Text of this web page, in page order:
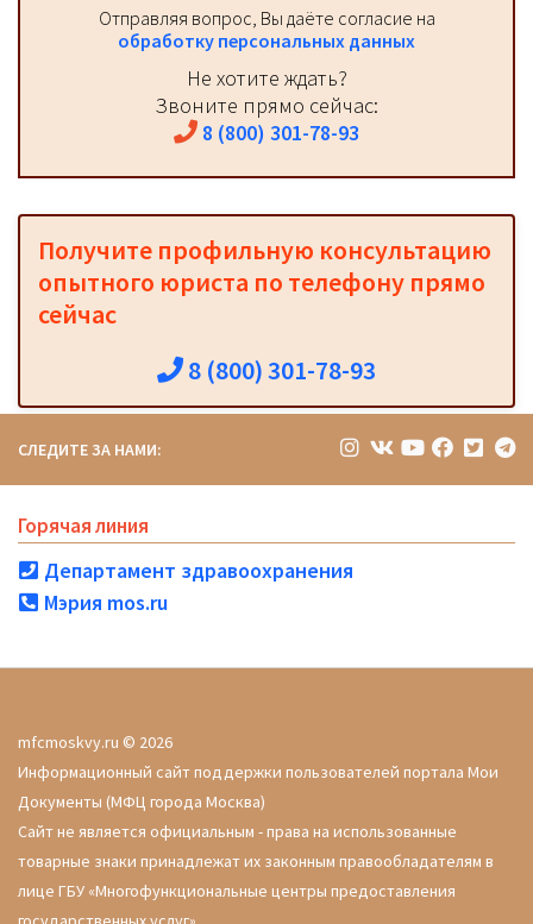
Отправляя вопрос, Вы даёте согласие на
обработку персональных данных
Не хотите ждать?
Звоните прямо сейчас:
8 (800) 301-78-93
Получите профильную консультацию
опытного юриста по телефону прямо
сейчас
8 (800) 301-78-93
СЛЕДИТЕ ЗА НАМИ:
Горячая линия
Департамент здравоохранения
Мэрия mos.ru
mfcmoskvy.ru © 2026
Информационный сайт поддержки пользователей портала Мои
Документы (МФЦ города Москва)
Сайт не является официальным - права на использованные
товарные знаки принадлежат их законным правообладателям в
лице ГБУ «Многофункциональные центры предоставления